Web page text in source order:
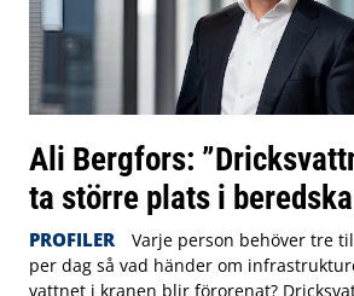
Ali Bergfors:
ta större plats i
PROFILER
Varje person behöver tre
per dag så vad händer om
vattnet i kranen blir förorenat?